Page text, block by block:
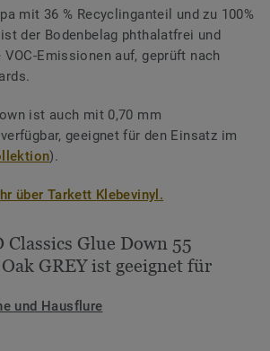
mit 36 % Recyclinganteil und zu 100%
der Bodenbelag phthalatfrei und
Emissionen auf, geprüft nach
ist auch mit 0,70 mm
geeignet für den Einsatz im
).
über Tarkett Klebevinyl.
Classics Glue Down 55
GREY ist geeignet für
und Hausflure